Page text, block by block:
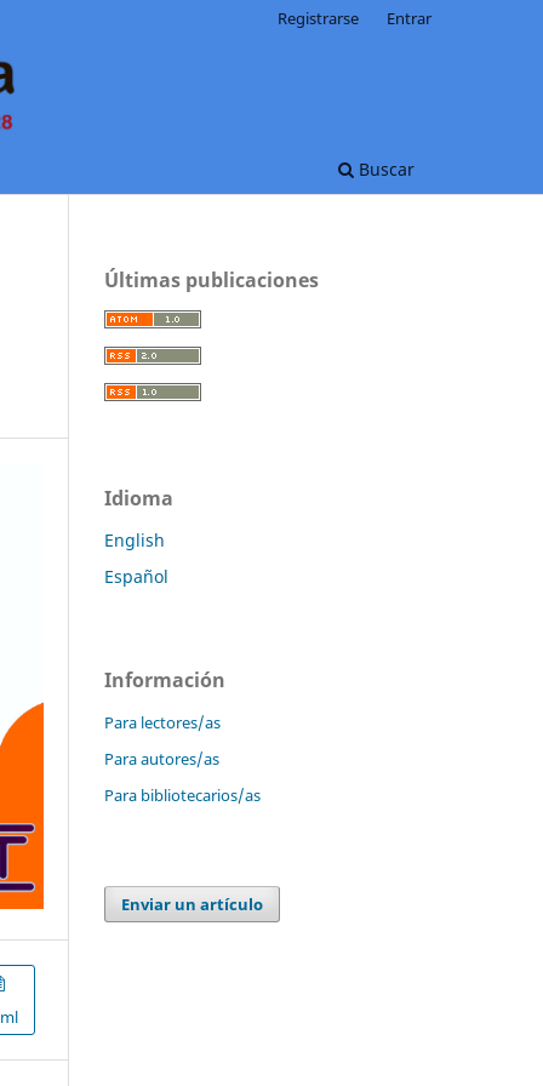
Buscar
Registrarse Entrar
Últimas publicaciones
Idioma
English
Español
Información
Para lectores/as
Para autores/as
Para bibliotecarios/as
Enviar un artículo